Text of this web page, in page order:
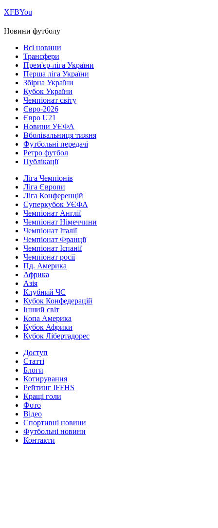
ХFBYou
Новини футболу
Всі новини
Трансфери
Прем'єр-ліга України
Перша ліга України
Збірна України
Кубок України
Чемпіонат світу
Євро-2026
Євро U21
Новини УЄФА
Вболівальниця тижня
Футбольні передачі
Ретро футбол
Публікації
Ліга Чемпіонів
Ліга Європи
Ліга Конференцій
Суперкубок УЄФА
Чемпіонат Англії
Чемпіонат Німеччини
Чемпіонат Італії
Чемпіонат Франції
Чемпіонат Іспанії
Чемпіонат росії
Пд. Америка
Африка
Азія
Клубний ЧС
Кубок Конфедерацій
Інший світ
Копа Америка
Кубок Африки
Кубок Лібертадорес
Доступ
Статті
Блоги
Котирування
Рейтинг IFFHS
Кращі голи
Фото
Відео
Спортивні новини
Футбольні новини
Контакти